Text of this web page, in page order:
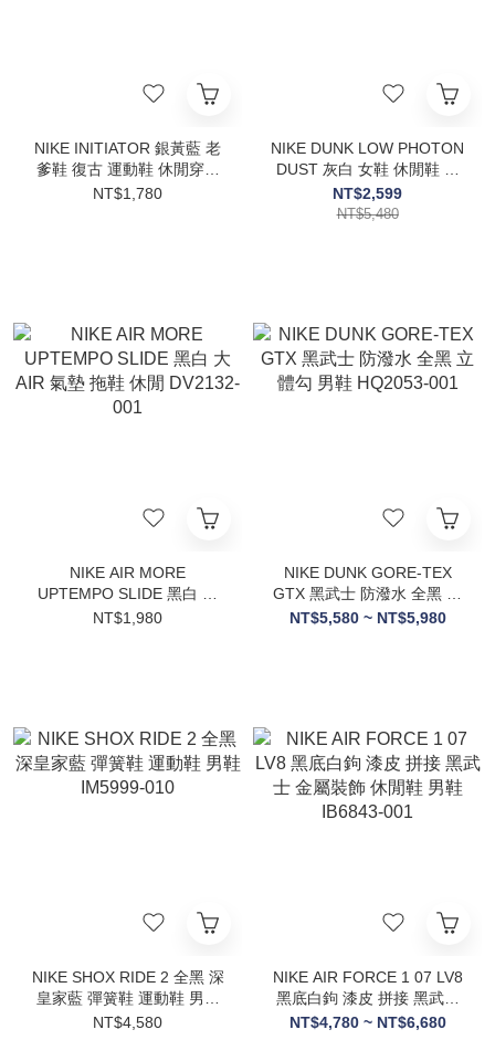
NIKE INITIATOR 銀黃藍 老
爹鞋 復古 運動鞋 休閒穿搭
男鞋 IB4467-451
NT$1,780
NIKE DUNK LOW PHOTON
DUST 灰白 女鞋 休閒鞋 淺
灰 百搭 DD1503-103
NT$2,599
NT$5,480
NIKE AIR MORE
UPTEMPO SLIDE 黑白 大
AIR 氣墊 拖鞋 休閒
NT$1,980
NIKE DUNK GORE-TEX
GTX 黑武士 防潑水 全黑 立
體勾 男鞋 HQ2053-001
NT$5,580 ~ NT$5,980
NIKE SHOX RIDE 2 全黑 深
皇家藍 彈簧鞋 運動鞋 男鞋
IM5999-010
NT$4,580
NIKE AIR FORCE 1 07 LV8
黑底白鉤 漆皮 拼接 黑武士
金屬裝飾 休閒鞋 男鞋
NT$4,780 ~ NT$6,680